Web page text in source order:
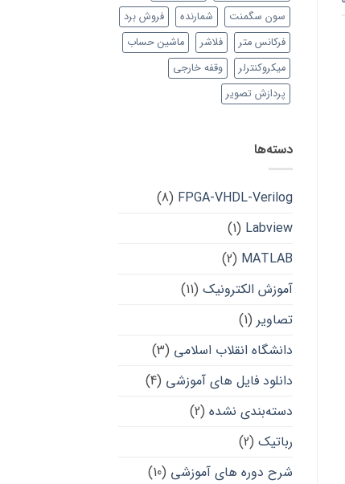
سون سگمنت
شمارنده
فروش برد
فرکانس متر
فلاشر
ماشین حساب
میکروکنترلر
وقفه خارجی
پردازش تصویر
دسته‌ها
FPGA-VHDL-Verilog
(8)
Labview
(1)
MATLAB
(2)
آموزش الکترونیک (11)
تصاویر (1)
دانشگاه انقلاب اسلامی (3)
دانلود فایل های آموزشی (4)
دسته‌بندی نشده (2)
رباتیک (2)
شرح دوره های آموزشی (10)